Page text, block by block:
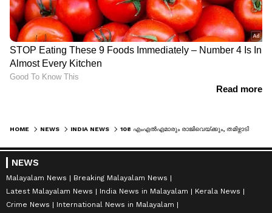
HOME NEWS INDIA NEWS
NEWS
Malayalam News
Breaking Malayalam News
Latest Malayalam News
India News in Malayalam
Kerala News
Crime News
International News in Malayalam